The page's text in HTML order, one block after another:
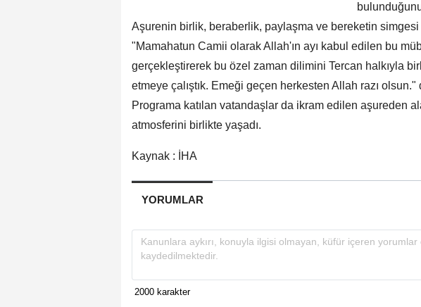
Aşurenin birlik, beraberlik, paylaşma ve bereketin
"Mamahatun Camii olarak Allah'ın ayı kabul edilen bu
gerçekleştirerek bu özel zaman dilimini Tercan halkıyla
etmeye çalıştık. Emeği geçen herkesten Allah razı olsun."
Programa katılan vatandaşlar da ikram edilen aşureden
atmosferini birlikte yaşadı.
Kaynak : İHA
YORUMLAR